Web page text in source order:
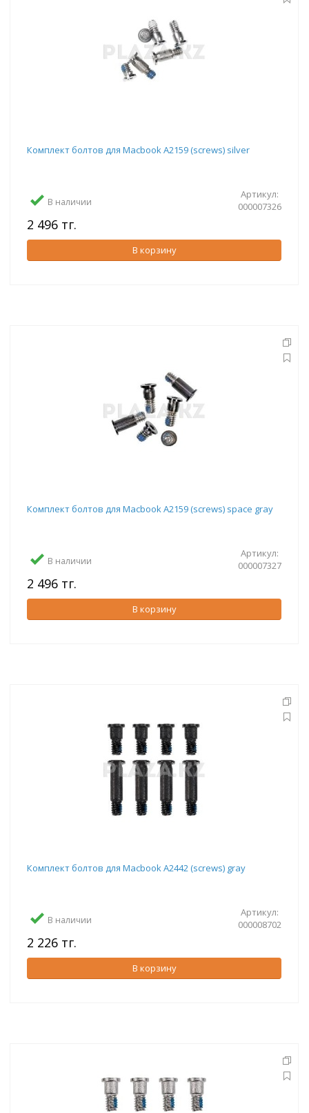
Комплект болтов для Macbook A2159 (screws) silver
В наличии
Артикул:
000007326
2 496 тг.
В корзину
Комплект болтов для Macbook A2159 (screws) space gray
В наличии
Артикул:
000007327
2 496 тг.
В корзину
Комплект болтов для Macbook A2442 (screws) gray
В наличии
Артикул:
000008702
2 226 тг.
В корзину